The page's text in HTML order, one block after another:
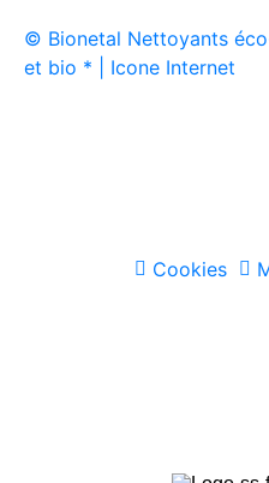
© Bionetal Nettoyants
et bio * | Icone Internet
Cookies